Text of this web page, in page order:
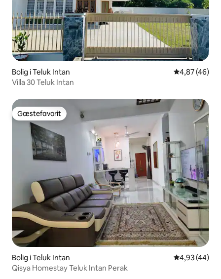
Bolig i Teluk Intan 4,87 ud af 5 i
4,87 (46)
Villa 30 Teluk Intan
Gæstefavorit
Gæstefavorit
Bolig i Teluk Intan 4,93 ud af 5 i
4,93 (44)
Qisya Homestay Teluk Intan Perak